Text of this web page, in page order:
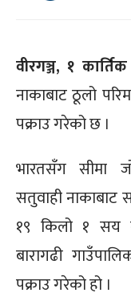
वीरगञ्ज, १
नाकाबाट ठूलो
पक्राउ गरेको छ ।
भारतसँग सीमा
सतुवाही नाकाबाट
१९ किलो १ सय
बारागढी
पक्राउ गरेको हो ।